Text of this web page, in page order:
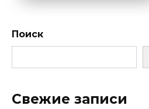
Поиск
Свежие записи